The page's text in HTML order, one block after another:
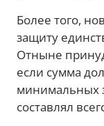
Более того,
защиту
Отныне
если сумма
минимальных
составлял